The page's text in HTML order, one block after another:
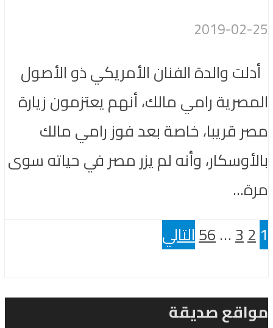
2019-02-25
أدلت والدة الفنان الأمريكي ذو الأصول
المصرية رامي مالك، أنهم يعتزمون زيارة
مصر قريبا، خاصة بعد فوز رامي مالك
بالأوسكار، وأنه لم يزر مصر في حياته سوى
مرة...
1
2
3
…
56التالي
مواقع صديقة